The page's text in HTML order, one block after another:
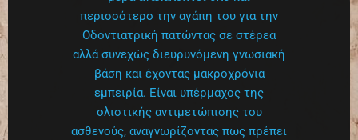
περισσότερο την αγάπη του για την
Οδοντιατρική πατώντας σε στέρεα
αλλά συνεχώς διευρυνόμενη γνωσιακή
βάση και έχοντας μακροχρόνια
εμπειρία. Είναι υπέρμαχος της
ολιστικής αντιμετώπισης του
ασθενούς, αναγνωρίζοντας πως πρέπει